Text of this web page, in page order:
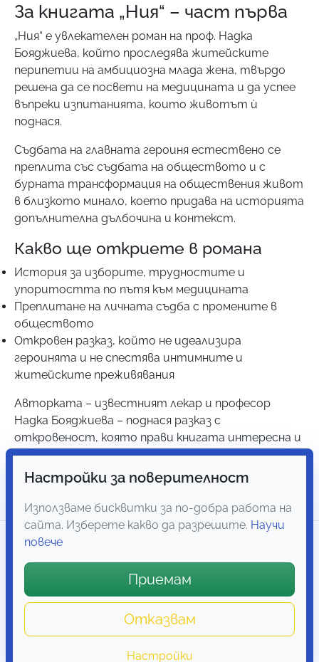
За книгата „Ния“ – част първа
„Ния“ е увлекателен роман на проф. Надка
Бояджиева, който проследява житейските
перипетии на амбициозна млада жена, твърдо
решена да се посвети на медицината и да успее
въпреки изпитанията, които животът ѝ
поднася.
Съдбата на главната героиня естествено се
преплита със съдбата на обществото и с
бурната трансформация на обществения живот
в близкото минало, което придава на историята
допълнителна дълбочина и контекст.
Какво ще откриете в романа
История за изборите, трудностите и
упоритостта по пътя към медицината
Преплитане на личната съдба с промените в
обществото
Откровен разказ, който не идеализира
героинята и не спестява интимните и
житейските преживявания
Авторката – известният лекар и професор
Надка Бояджиева – поднася разказ с
откровеност, която прави книгата интересна и
увлекателна, и мотивира читателя да се бори и
да преодолява трудностите така, както
самата Ния успява.
Отзиви
Свързани продукти
Мрежа Списък
Настройки за поверителност
Използваме бисквитки за по-добра работа на
сайта. Изберете какво да разрешите. Научи
повече
Приемам
Отказвам
Настройки